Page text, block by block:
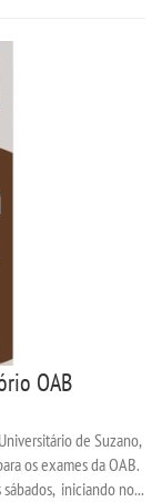
OAB
de Suzano,
os exames da OAB.
iniciando no...